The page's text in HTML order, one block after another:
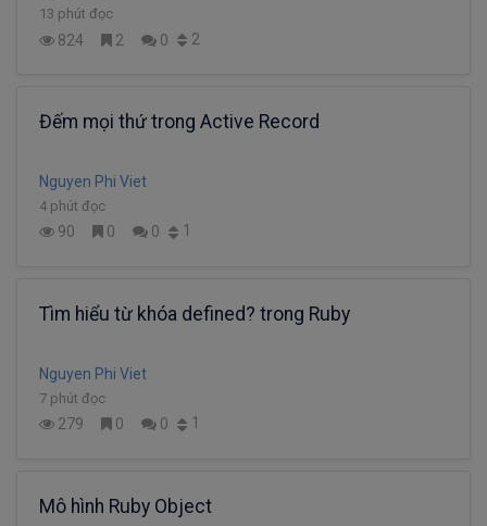
13 phút đọc
824 2 0 2
Đếm mọi thứ trong Active Record
Nguyen Phi Viet
4 phút đọc
90 0 0 1
Tìm hiểu từ khóa defined? trong Ruby
Nguyen Phi Viet
7 phút đọc
279 0 0 1
Mô hình Ruby Object